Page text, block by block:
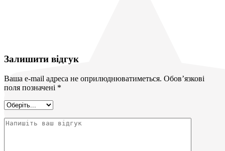
Залишити відгук
Ваша e-mail адреса не оприлюднюватиметься. Обов’язкові
поля позначені *